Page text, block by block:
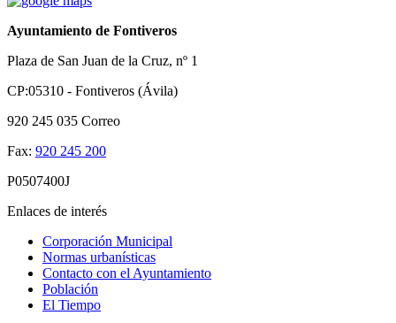
Ayuntamiento de Fontiveros
Plaza de San Juan de la Cruz, nº 1
CP:05310 - Fontiveros (Ávila)
920 245 035 Correo
Fax: 920 245 200
P0507400J
Enlaces de interés
Corporación Municipal
Normas urbanísticas
Contacto con el Ayuntamiento
Población
El Tiempo